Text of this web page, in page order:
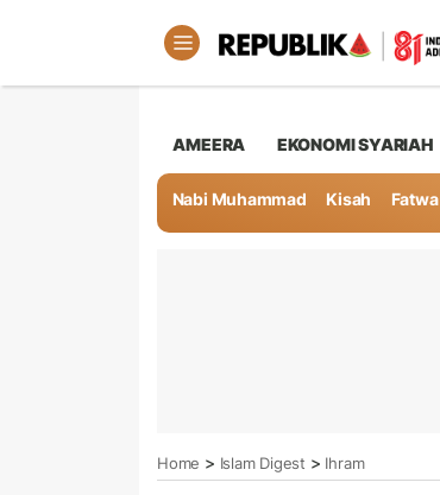
AMEERA EKONOMI SYARIAH
Nabi Muhammad Kisah Fatwa
Home > Islam Digest > Ihram